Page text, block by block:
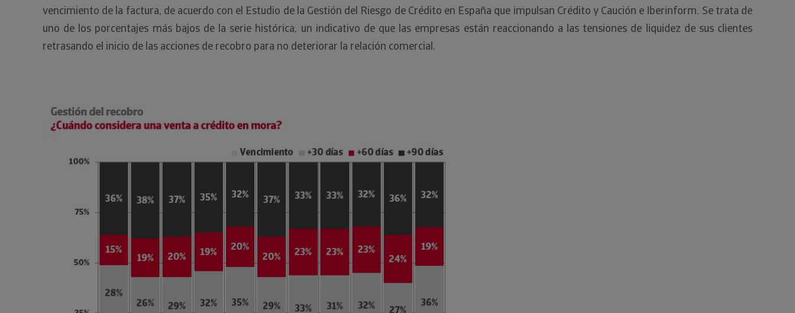
vencimiento de la factura, de acuerdo con el Estudio de la Gestión del Riesgo de Crédito en España que impulsan Crédito y Caución e Iberinform. Se trata de
uno de los porcentajes más bajos de la serie histórica, un indicativo de que las empresas están reaccionando a las tensiones de liquidez de sus clientes
retrasando el inicio de las acciones de recobro para no deteriorar la relación comercial.